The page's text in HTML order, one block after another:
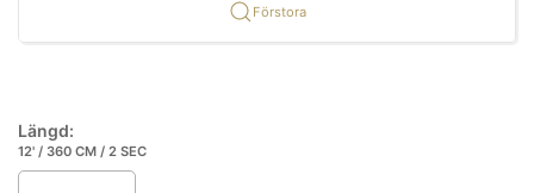
Förstora
Längd:
12' / 360 CM / 2 SEC